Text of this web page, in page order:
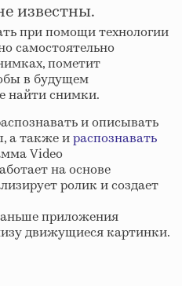
известны.
при помощи технологии
самостоятельно
пометит
в будущем
найти снимки.
и описывать
а также ираспознавать
Video
на основе
ролик и создает
приложения
движущиеся картинки.